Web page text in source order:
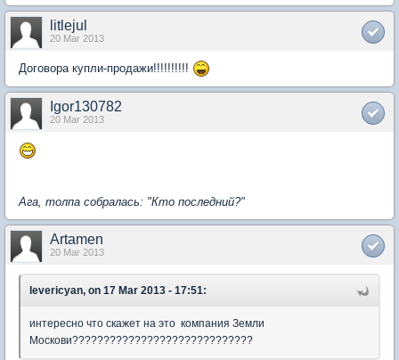
litlejul
20 Mar 2013
Договора купли-продажи!!!!!!!!!!
Igor130782
20 Mar 2013
Ага, толпа собралась: "Кто последний?"
Artamen
20 Mar 2013
levericyan, on 17 Mar 2013 - 17:51:
интересно что скажет на это компания Земли
Москови?????????????????????????????